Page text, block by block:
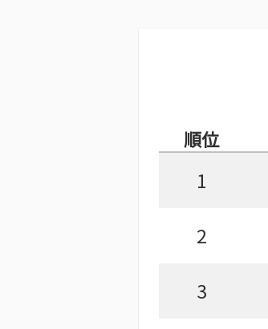
順位
1
2
3